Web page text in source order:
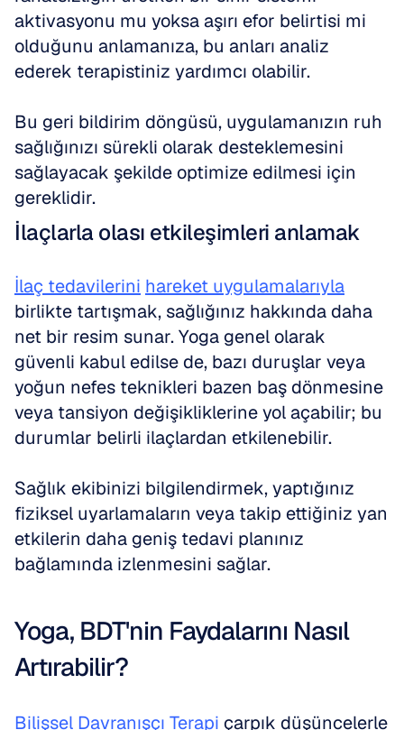
aktivasyonu mu yoksa aşırı efor belirtisi mi
olduğunu anlamanıza, bu anları analiz
ederek terapistiniz yardımcı olabilir.
Bu geri bildirim döngüsü, uygulamanızın ruh
sağlığınızı sürekli olarak desteklemesini
sağlayacak şekilde optimize edilmesi için
gereklidir.
İlaçlarla olası etkileşimleri anlamak
İlaç tedavilerini hareket uygulamalarıyla
birlikte tartışmak, sağlığınız hakkında daha
net bir resim sunar. Yoga genel olarak
güvenli kabul edilse de, bazı duruşlar veya
yoğun nefes teknikleri bazen baş dönmesine
veya tansiyon değişikliklerine yol açabilir; bu
durumlar belirli ilaçlardan etkilenebilir.
Sağlık ekibinizi bilgilendirmek, yaptığınız
fiziksel uyarlamaların veya takip ettiğiniz yan
etkilerin daha geniş tedavi planınız
bağlamında izlenmesini sağlar.
Yoga, BDT'nin Faydalarını Nasıl
Artırabilir?
Bilişsel Davranışçı Terapi çarpık düşüncelerle